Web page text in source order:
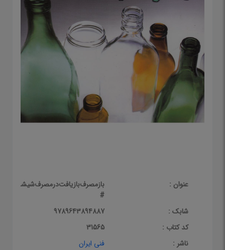
عنوان :
#
شابک :
9789643894887
کد کتاب :
31565
ناشر :
فنی ایران